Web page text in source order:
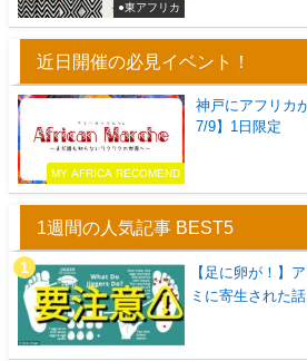
●東アフリカ
近日開催の必見イベント！
MY AFRICA RECOMEND
神戸にアフリカ
7/9】1日限定
1週間の人気記事 BEST5
【足に卵が！】
ミに寄生された話